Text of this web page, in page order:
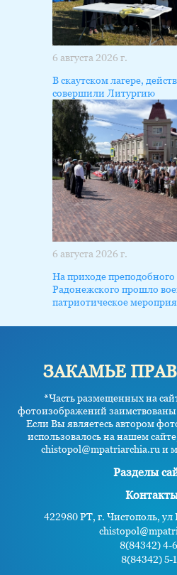
6 августа 2026 г.
В скаутском лагере,
совершили Литургию
6 августа 2026 г.
На приходе преподобного
Радонежского прошло
патриотическое
ЗАКАМЬЕ
*Часть размещенных на
фотоизображений
Если Вы являетесь автором
использовалось на нашем
chistopol@mpatriarchia.ru и
Разделы
422980 РТ, г. Чистополь,
8(84342) 4-
8(84342) 5-